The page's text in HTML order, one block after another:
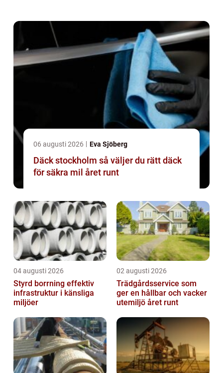
06 augusti 2026 Eva Sjöberg
Däck stockholm så väljer du rätt däck
för säkra mil året runt
04 augusti 2026
Styrd borrning effektiv
infrastruktur i känsliga
miljöer
02 augusti 2026
Trädgårdsservice som
ger en hållbar och vacker
utemiljö året runt